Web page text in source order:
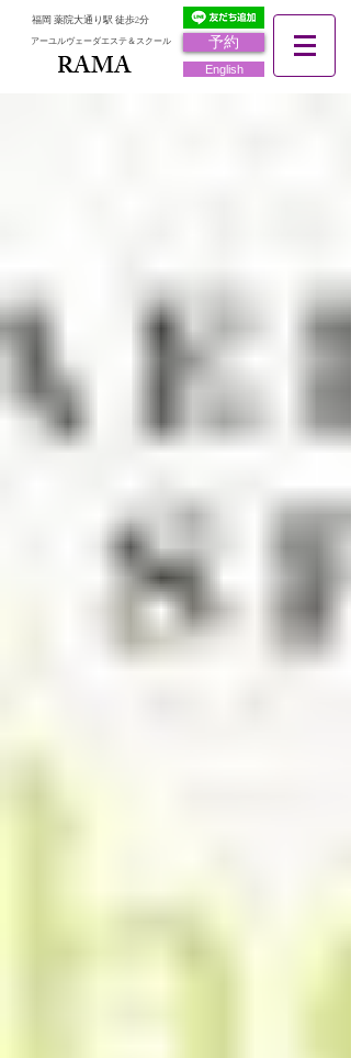
予約
福岡 薬院大通り駅 徒歩2分
アーユルヴェーダエステ＆スクール
RAMA English